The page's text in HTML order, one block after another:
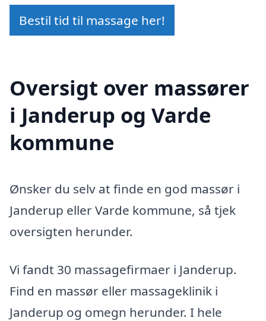
Bestil tid til massage her!
Oversigt over massører
i Janderup og Varde
kommune
Ønsker du selv at finde en god massør i
Janderup eller Varde kommune, så tjek
oversigten herunder.
Vi fandt 30 massagefirmaer i Janderup.
Find en massør eller massageklinik i
Janderup og omegn herunder. I hele